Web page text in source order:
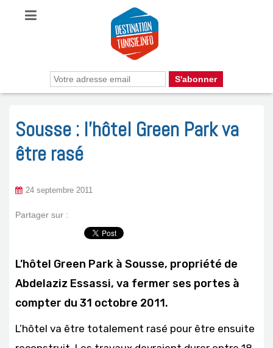
Sousse : l’hôtel Green Park va
être rasé
24 septembre 2011
Partager sur :
L’hôtel Green Park à Sousse, propriété de
Abdelaziz Essassi, va fermer ses portes à
compter du 31 octobre 2011.
L’hôtel va être totalement rasé pour être ensuite